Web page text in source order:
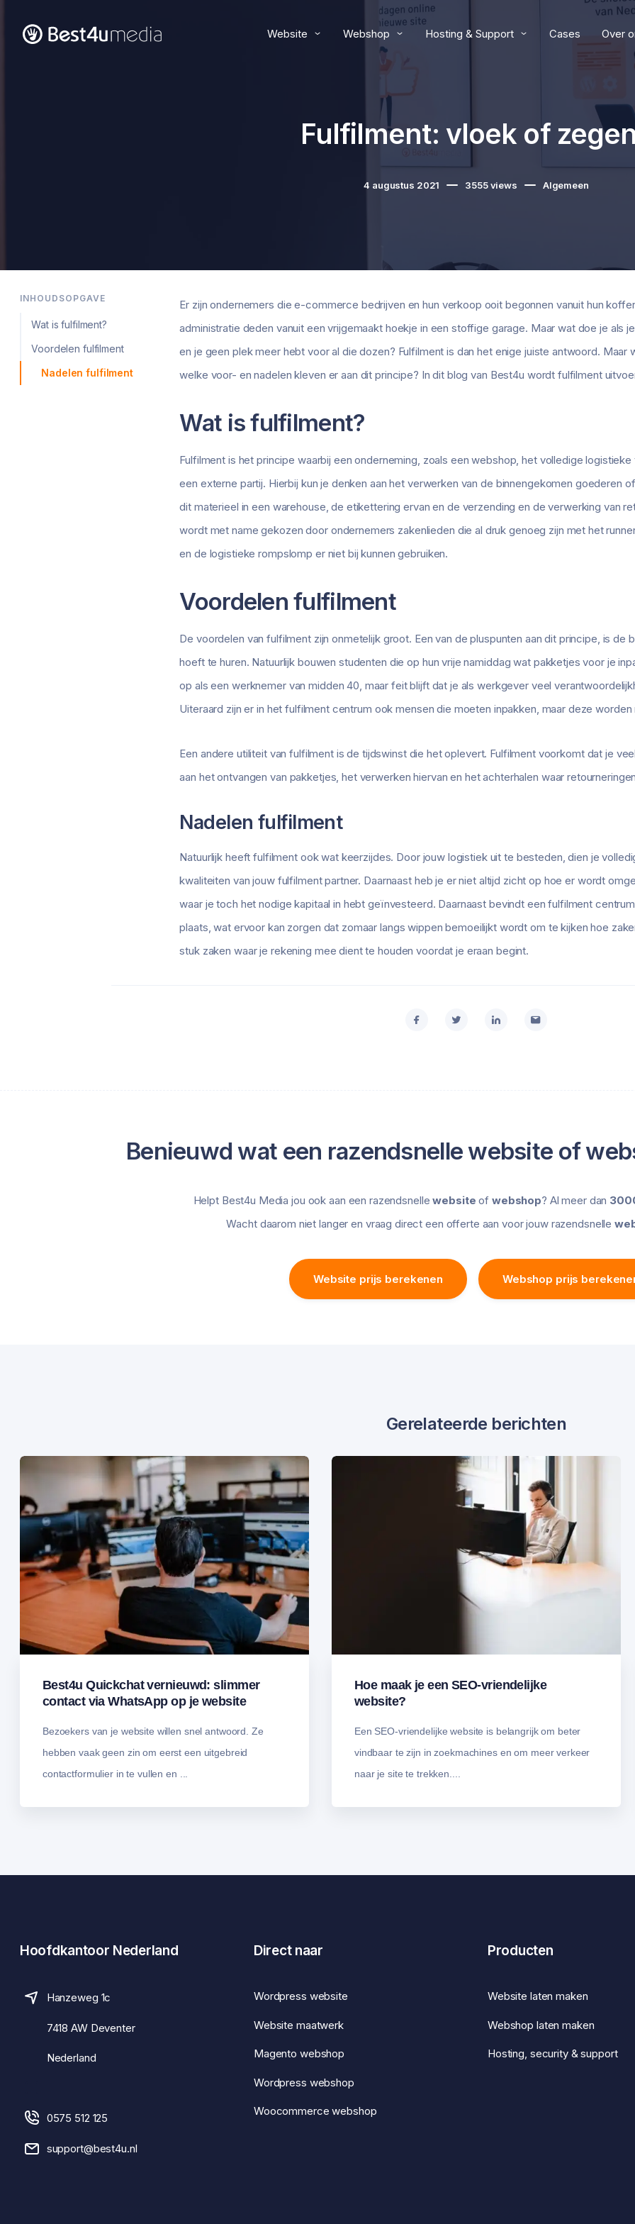
Website Webshop Hosting & Support Cases Over
Fulfilment: vloek of
4 augustus 2021 3555views Algemeen
INHOUDSOPGAVE
Wat is fulfilment?
Voordelen fulfilment
Nadelen fulfilment
Er zijn ondernemers die e-commerce bedrijven en hun verkoop ooit begonnen vanuit hun
administratie deden vanuit een vrijgemaakt hoekje in een stoffige garage. Maar wat doe je als
en je geen plek meer hebt voor al die dozen? Fulfilment is dan het enige juiste antwoord. Maar
welke voor- en nadelen kleven er aan dit principe? In dit blog van Best4u wordt fulfilment
Wat is fulfilment?
Fulfilment is het principe waarbij een onderneming, zoals een webshop, het volledige
een externe partij. Hierbij kun je denken aan het verwerken van de binnengekomen goederen
dit materieel in een warehouse, de etikettering ervan en de verzending en de verwerking van
wordt met name gekozen door ondernemers zakenlieden die al druk genoeg zijn met het
en de logistieke rompslomp er niet bij kunnen gebruiken.
Voordelen fulfilment
De voordelen van fulfilment zijn onmetelijk groot. Een van de pluspunten aan dit principe, is de
hoeft te huren. Natuurlijk bouwen studenten die op hun vrije namiddag wat pakketjes voor je
op als een werknemer van midden 40, maar feit blijft dat je als werkgever veel
Uiteraard zijn er in het fulfilment centrum ook mensen die moeten inpakken, maar deze
Een andere utiliteit van fulfilment is de tijdswinst die het oplevert. Fulfilment voorkomt dat je
aan het ontvangen van pakketjes, het verwerken hiervan en het achterhalen waar
Nadelen fulfilment
Natuurlijk heeft fulfilment ook wat keerzijdes. Door jouw logistiek uit te besteden, dien je
kwaliteiten van jouw fulfilment partner. Daarnaast heb je er niet altijd zicht op hoe er wordt
waar je toch het nodige kapitaal in hebt geïnvesteerd. Daarnaast bevindt een fulfilment
plaats, wat ervoor kan zorgen dat zomaar langs wippen bemoeilijkt wordt om te kijken hoe
stuk zaken waar je rekening mee dient te houden voordat je eraan begint.
Benieuwd wat een razendsnelle website of
Helpt Best4u Media jou ook aan een razendsnellewebsite of webshop? Al meer dan
Wacht daarom niet langer en vraag direct een offerte aan voor jouw razendsnelle
Website prijs berekenen Webshop prijs
Gerelateerde berichten
Best4u Quickchat vernieuwd: slimmer
contact via WhatsApp op je website
Bezoekers van je website willen snel antwoord. Ze
hebben vaak geen zin om eerst een uitgebreid
contactformulier in te vullen en ...
Hoe maak je een SEO-vriendelijke
website?
Een SEO-vriendelijke website is belangrijk om beter
vindbaar te zijn in zoekmachines en om meer verkeer
naar je site te trekken....
Hoofdkantoor Nederland
Hanzeweg 1c
7418 AW Deventer
Nederland
0575 512 125
support@best4u.nl
Direct naar
Wordpress website
Website maatwerk
Magento webshop
Wordpress webshop
Woocommerce webshop
Producten
Website laten maken
Webshop laten maken
Hosting, security & support